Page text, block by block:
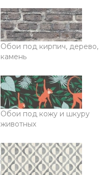
Обои под кирпич, дерево,
камень
Обои под кожу и шкуру
животных